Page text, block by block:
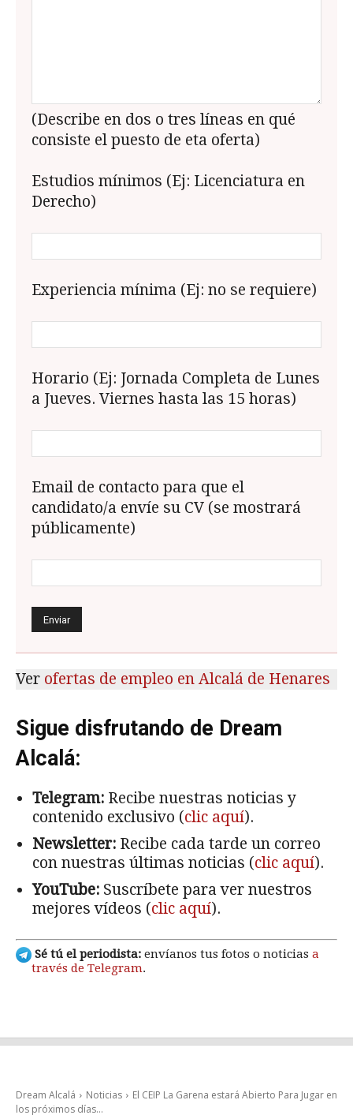
(Describe en dos o tres líneas en qué
consiste el puesto de eta oferta)
Estudios mínimos (Ej: Licenciatura en
Derecho)
Experiencia mínima (Ej: no se requiere)
Horario (Ej: Jornada Completa de Lunes
a Jueves. Viernes hasta las 15 horas)
Email de contacto para que el
candidato/a envíe su CV (se mostrará
públicamente)
Ver ofertas de empleo en Alcalá de Henares
Sigue disfrutando de Dream
Alcalá:
Telegram: Recibe nuestras noticias y
contenido exclusivo (clic aquí).
Newsletter: Recibe cada tarde un correo
con nuestras últimas noticias (clic aquí).
YouTube: Suscríbete para ver nuestros
mejores vídeos (clic aquí).
Sé tú el periodista: envíanos tus fotos o noticias a
través de Telegram.